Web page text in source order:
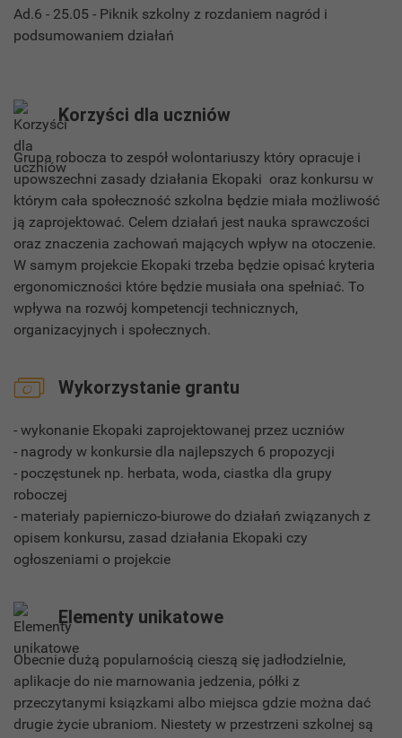
Ad.6 - 25.05 - Piknik szkolny z rozdaniem nagród i
podsumowaniem działań
Korzyści dla uczniów
Grupa robocza to zespół wolontariuszy który opracuje i
upowszechni zasady działania Ekopaki oraz konkursu w
którym cała społeczność szkolna będzie miała możliwość
ją zaprojektować. Celem działań jest nauka sprawczości
oraz znaczenia zachowań mających wpływ na otoczenie.
W samym projekcie Ekopaki trzeba będzie opisać kryteria
ergonomiczności które będzie musiała ona spełniać. To
wpływa na rozwój kompetencji technicznych,
organizacyjnych i społecznych.
Wykorzystanie grantu
- wykonanie Ekopaki zaprojektowanej przez uczniów
- nagrody w konkursie dla najlepszych 6 propozycji
- poczęstunek np. herbata, woda, ciastka dla grupy
roboczej
- materiały papierniczo-biurowe do działań związanych z
opisem konkursu, zasad działania Ekopaki czy
ogłoszeniami o projekcie
Elementy unikatowe
Obecnie dużą popularnością cieszą się jadłodzielnie,
aplikacje do nie marnowania jedzenia, półki z
przeczytanymi ksiązkami albo miejsca gdzie można dać
drugie życie ubraniom. Niestety w przestrzeni szkolnej są